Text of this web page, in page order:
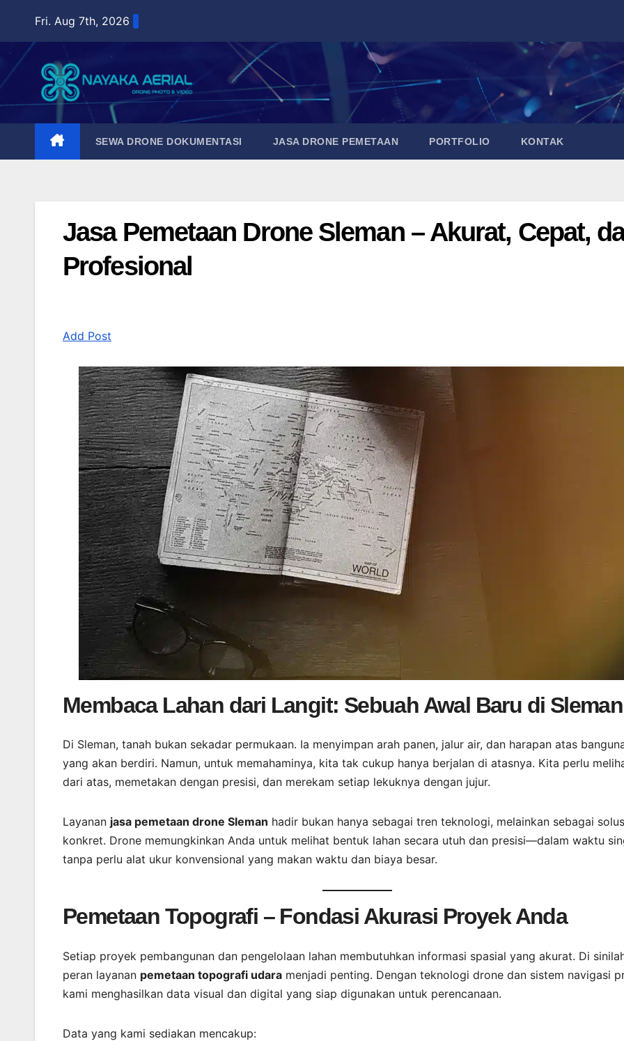
content
Fri. Aug 7th, 2026
SEWA DRONE DOKUMENTASI JASA DRONE PEMETAAN PORTFOLIO KONTAK
Jasa Pemetaan Drone Sleman – Akurat, Cepat,
Profesional
Add Post
Membaca Lahan dari Langit: Sebuah Awal Baru di Sleman
Di Sleman, tanah bukan sekadar permukaan. Ia menyimpan arah panen, jalur air, dan harapan atas
yang akan berdiri. Namun, untuk memahaminya, kita tak cukup hanya berjalan di atasnya. Kita perlu
dari atas, memetakan dengan presisi, dan merekam setiap lekuknya dengan jujur.
Layanan jasa pemetaan drone Sleman hadir bukan hanya sebagai tren teknologi, melainkan sebagai
konkret. Drone memungkinkan Anda untuk melihat bentuk lahan secara utuh dan presisi—dalam waktu
tanpa perlu alat ukur konvensional yang makan waktu dan biaya besar.
Pemetaan Topografi – Fondasi Akurasi Proyek Anda
Setiap proyek pembangunan dan pengelolaan lahan membutuhkan informasi spasial yang akurat. Di
peran layanan pemetaan topografi udara menjadi penting. Dengan teknologi drone dan sistem navigasi
kami menghasilkan data visual dan digital yang siap digunakan untuk perencanaan.
Data yang kami sediakan mencakup: